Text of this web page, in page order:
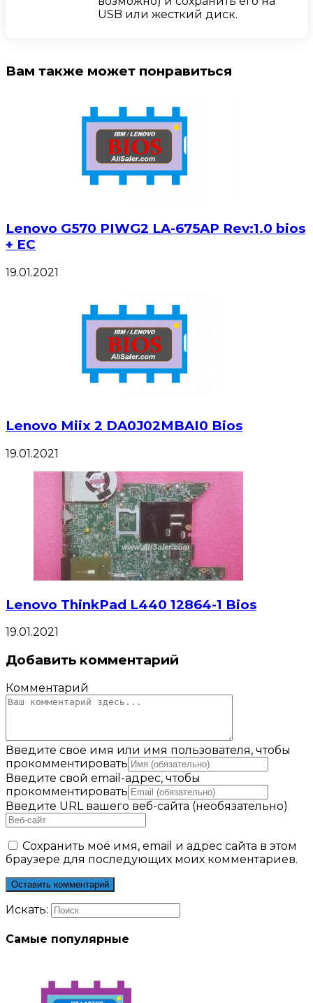
USB или жесткий диск.
Вам также может понравиться
Lenovo G570 PIWG2 LA-675AP Rev:1.0 bios
+ EC
19.01.2021
Lenovo Miix 2 DA0J02MBAI0 Bios
19.01.2021
Lenovo ThinkPad L440 12864-1 Bios
19.01.2021
Добавить комментарий
Комментарий
Введите свое имя или имя пользователя, чтобы
прокомментировать
Введите свой email-адрес, чтобы
прокомментировать
Введите URL вашего веб-сайта (необязательно)
Сохранить моё имя, email и адрес сайта в этом
браузере для последующих моих комментариев.
Искать:
Самые популярные